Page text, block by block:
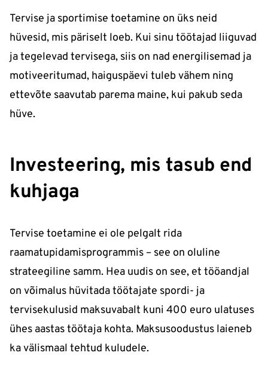
Tervise ja sportimise toetamine on üks neid
hüvesid, mis päriselt loeb. Kui sinu töötajad liiguvad
ja tegelevad tervisega, siis on nad energilisemad ja
motiveeritumad, haiguspäevi tuleb vähem ning
ettevõte saavutab parema maine, kui pakub seda
hüve.
Investeering, mis tasub end
kuhjaga
Tervise toetamine ei ole pelgalt rida
raamatupidamisprogrammis – see on oluline
strateegiline samm. Hea uudis on see, et tööandjal
on võimalus hüvitada töötajate spordi- ja
tervisekulusid maksuvabalt kuni 400 euro ulatuses
ühes aastas töötaja kohta. Maksusoodustus laieneb
ka välismaal tehtud kuludele.